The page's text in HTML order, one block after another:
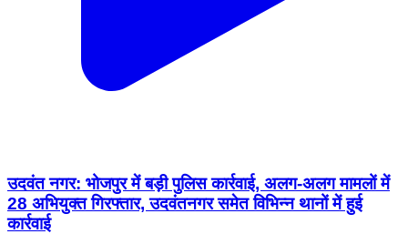
उदवंत नगर: भोजपुर में बड़ी पुलिस कार्रवाई, अलग-अलग मामलों में
28 अभियुक्त गिरफ्तार, उदवंतनगर समेत विभिन्न थानों में हुई
कार्रवाई